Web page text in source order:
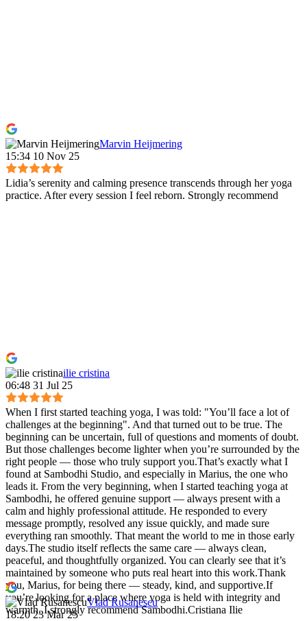
Marvin Heijmering
15:34 10 Nov 25
Lidia’s serenity and calming presence transcends through her yoga
practice. After every session I feel reborn. Strongly recommend
ilie cristina
06:48 31 Jul 25
When I first started teaching yoga, I was told: "You’ll face a lot of
challenges at the beginning". And that turned out to be true. The
beginning can be uncertain, full of questions and moments of doubt.
But those challenges become lighter when you’re surrounded by the
right people — those who truly support you.That’s exactly what I
found at Sambodhi Studio, and especially in Marius, the one who
leads it. From the very beginning, when I started teaching yoga at
Sambodhi, he offered genuine support — always present with a
calm and highly professional attitude. He responded to every
message promptly, resolved any issue quickly, and made sure
everything ran smoothly. That meant the world to me in those early
days.The studio itself reflects the same care — always clean,
peaceful, and thoughtfully organized. You can clearly see that it’s
maintained by someone who puts real heart into this work.Thank
you, Marius, for being there — steady, kind, and supportive.If
you’re looking for a place where yoga is held with integrity and
warmth, I strongly recommend Sambodhi.Cristiana Ilie
Vlad Rusanescu
18:20 23 Mar 25